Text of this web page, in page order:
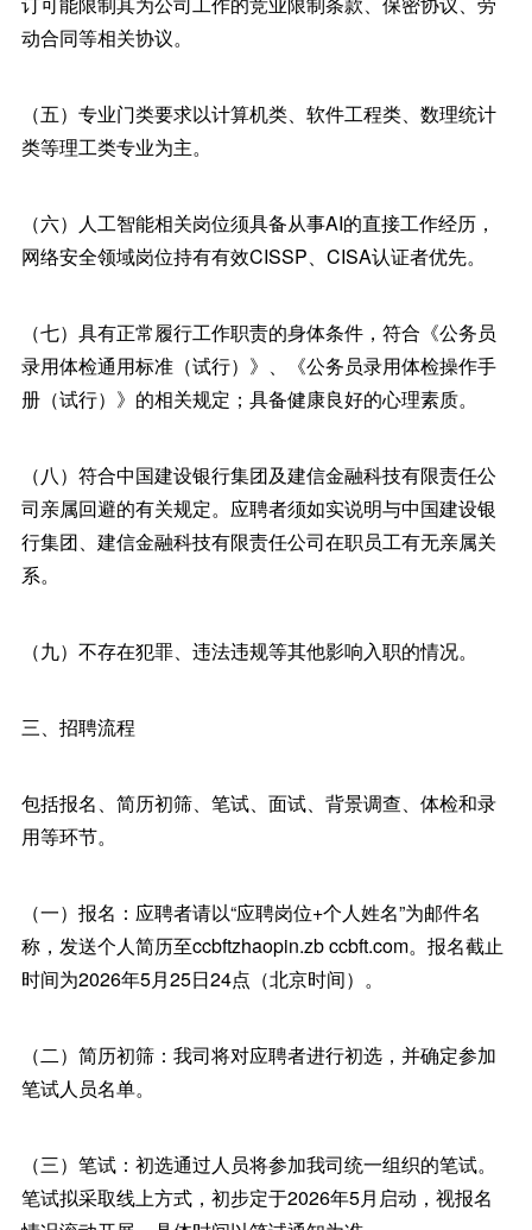
动合同等相关协议。
（五）专业门类要求以计算机类、软件工程类、数理统计
类等理工类专业为主。
（六）人工智能相关岗位须具备从事AI的直接工作经历，
网络安全领域岗位持有有效CISSP、CISA认证者优先。
（七）具有正常履行工作职责的身体条件，符合《公务员
录用体检通用标准（试行）》、《公务员录用体检操作手
册（试行）》的相关规定；具备健康良好的心理素质。
（八）符合中国建设银行集团及建信金融科技有限责任公
司亲属回避的有关规定。应聘者须如实说明与中国建设银
行集团、建信金融科技有限责任公司在职员工有无亲属关
系。
（九）不存在犯罪、违法违规等其他影响入职的情况。
三、招聘流程
包括报名、简历初筛、笔试、面试、背景调查、体检和录
用等环节。
（一）报名：应聘者请以“应聘岗位+个人姓名”为邮件名
称，发送个人简历至ccbftzhaopin.zb ccbft.com。报名截止
时间为2026年5月25日24点（北京时间）。
（二）简历初筛：我司将对应聘者进行初选，并确定参加
笔试人员名单。
（三）笔试：初选通过人员将参加我司统一组织的笔试。
笔试拟采取线上方式，初步定于2026年5月启动，视报名